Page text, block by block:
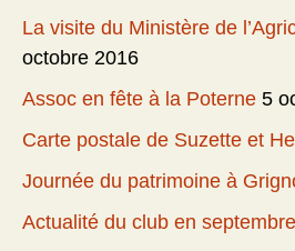
La visite du Ministère de
octobre 2016
Assoc en fête à la Poterne 5
Carte postale de Suzette et
Journée du patrimoine à
Actualité du club en septembre